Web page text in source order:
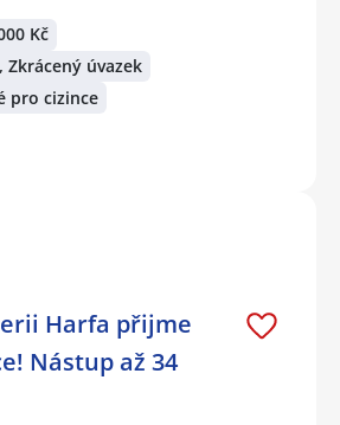
Kč
Zkrácený úvazek
pro cizince
Harfa přijme
Nástup až 34